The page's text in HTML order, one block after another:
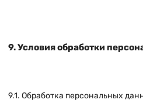
9. Условия обработки
9.1. Обработка персональных